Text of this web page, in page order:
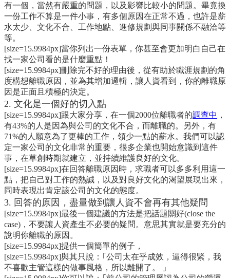
有一個，當然有嚴重的問題，以及影響比較小的問題。畢竟換
一份工作不算是一件小事，有多個原因在正常不過，也許是薪
水太少、文化不合、工作地點、進修規劃與同事關係不融洽等
等。
[size=15.9984px]當你列出一份表單，你甚至會更加明白自己在
找一家公司看的是什麼重點！
[size=15.9984px]刪除完不好的理由後，從有助於職涯規劃的角
度構想離職原因，並為其增加邏輯，讓人資看到，你的離職原
因是正面且積極的決定。
2. 文化是一個好的切入點
[size=15.9984px]跟大家分享，在一個2000位離職者的調查中 ，
有43%的人是因為與公司的文化不合，而離職的。另外，有
71%的人願意為了更棒的工作，領少一點的薪水。我們可以認
定一家公司的文化非常的重要，很多企業也開始意識到這件
事，在草創時期就建立，並持續維護良好的文化。
[size=15.9984px]在回答離職原因時，求職者可以多多利用這一
點，把自己對工作的熱誠，以及對良好文化的渴望展現出來，
同時表現出肯定該公司的文化的態度。
3. 回答的原因，盡量做到讓人資不會再有其他疑問
[size=15.9984px]最後一個建議的方法是把話題關好(close the
case)，不要讓人資產生不必要的疑問。意思其實就是要充分的
說明你離職的原因。
[size=15.9984px]提供一個簡單的例子，
[size=15.9984px]與其只說：｢公司太在乎成效，逼得很緊，我
不喜歡主管這樣的做事風格，所以離開了。 」